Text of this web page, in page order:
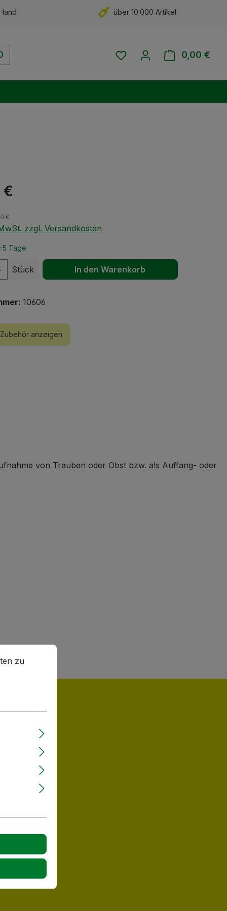
über 10.000 Artikel
Du hast 0 Produkte auf
0,00 €
€
€
zzgl. Versandkosten
5 Tage
Gib den gewünschten Wert
Stück In den Warenkorb
10606
anzeigen
von Trauben oder Obst bzw. als Auffang- oder
zu können.
Mehr Informationen ...
zu